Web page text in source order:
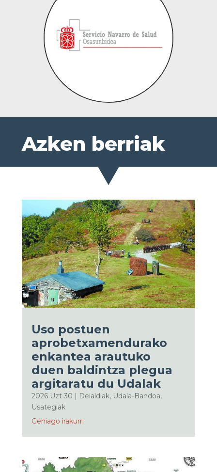
Azken berriak
Uso postuen
aprobetxamendurako
enkantea arautuko
duen baldintza plegua
argitaratu du Udalak
2026 Uzt 30 Deialdiak, Udala-Bandoa,
Usategiak
Gehiago irakurri